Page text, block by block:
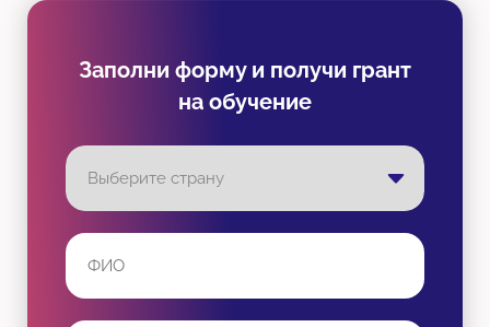
Заполни форму и получи грант
на обучение